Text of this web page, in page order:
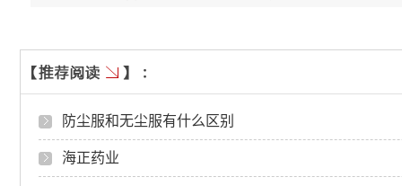
防尘服和无尘服有什么区别
海正药业